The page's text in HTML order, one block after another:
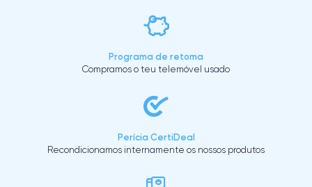
Programa de retoma
Compramos o teu telemóvel usado
Perícia CertiDeal
Recondicionamos internamente os nossos produtos